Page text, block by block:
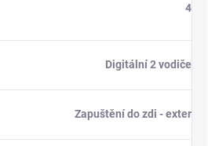
4
Digitální 2 vodiče
Zapuštění do zdi - exter